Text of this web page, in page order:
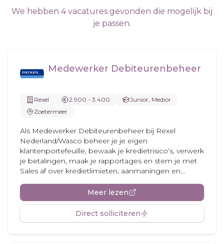
We hebben 4 vacatures gevonden die mogelijk bij
je passen.
Medewerker Debiteurenbeheer
Rexel 2.900 - 3.400
Junior, Medior
Zoetermeer
Als Medewerker Debiteurenbeheer bij Rexel
Nederland/Wasco beheer je je eigen
klantenportefeuille, bewaak je kredietrisico’s, verwerk
je betalingen, maak je rapportages en stem je met
Sales af over kredietlimieten, aanmaningen en...
Meer lezen
Direct solliciteren